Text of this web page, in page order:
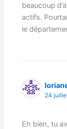
beaucoup
actifs.
le
24
Eh bien, tu